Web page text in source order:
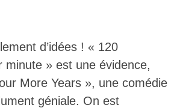
d’idées ! « 120
minute » est une évidence,
More Years », une comédie
géniale. On est